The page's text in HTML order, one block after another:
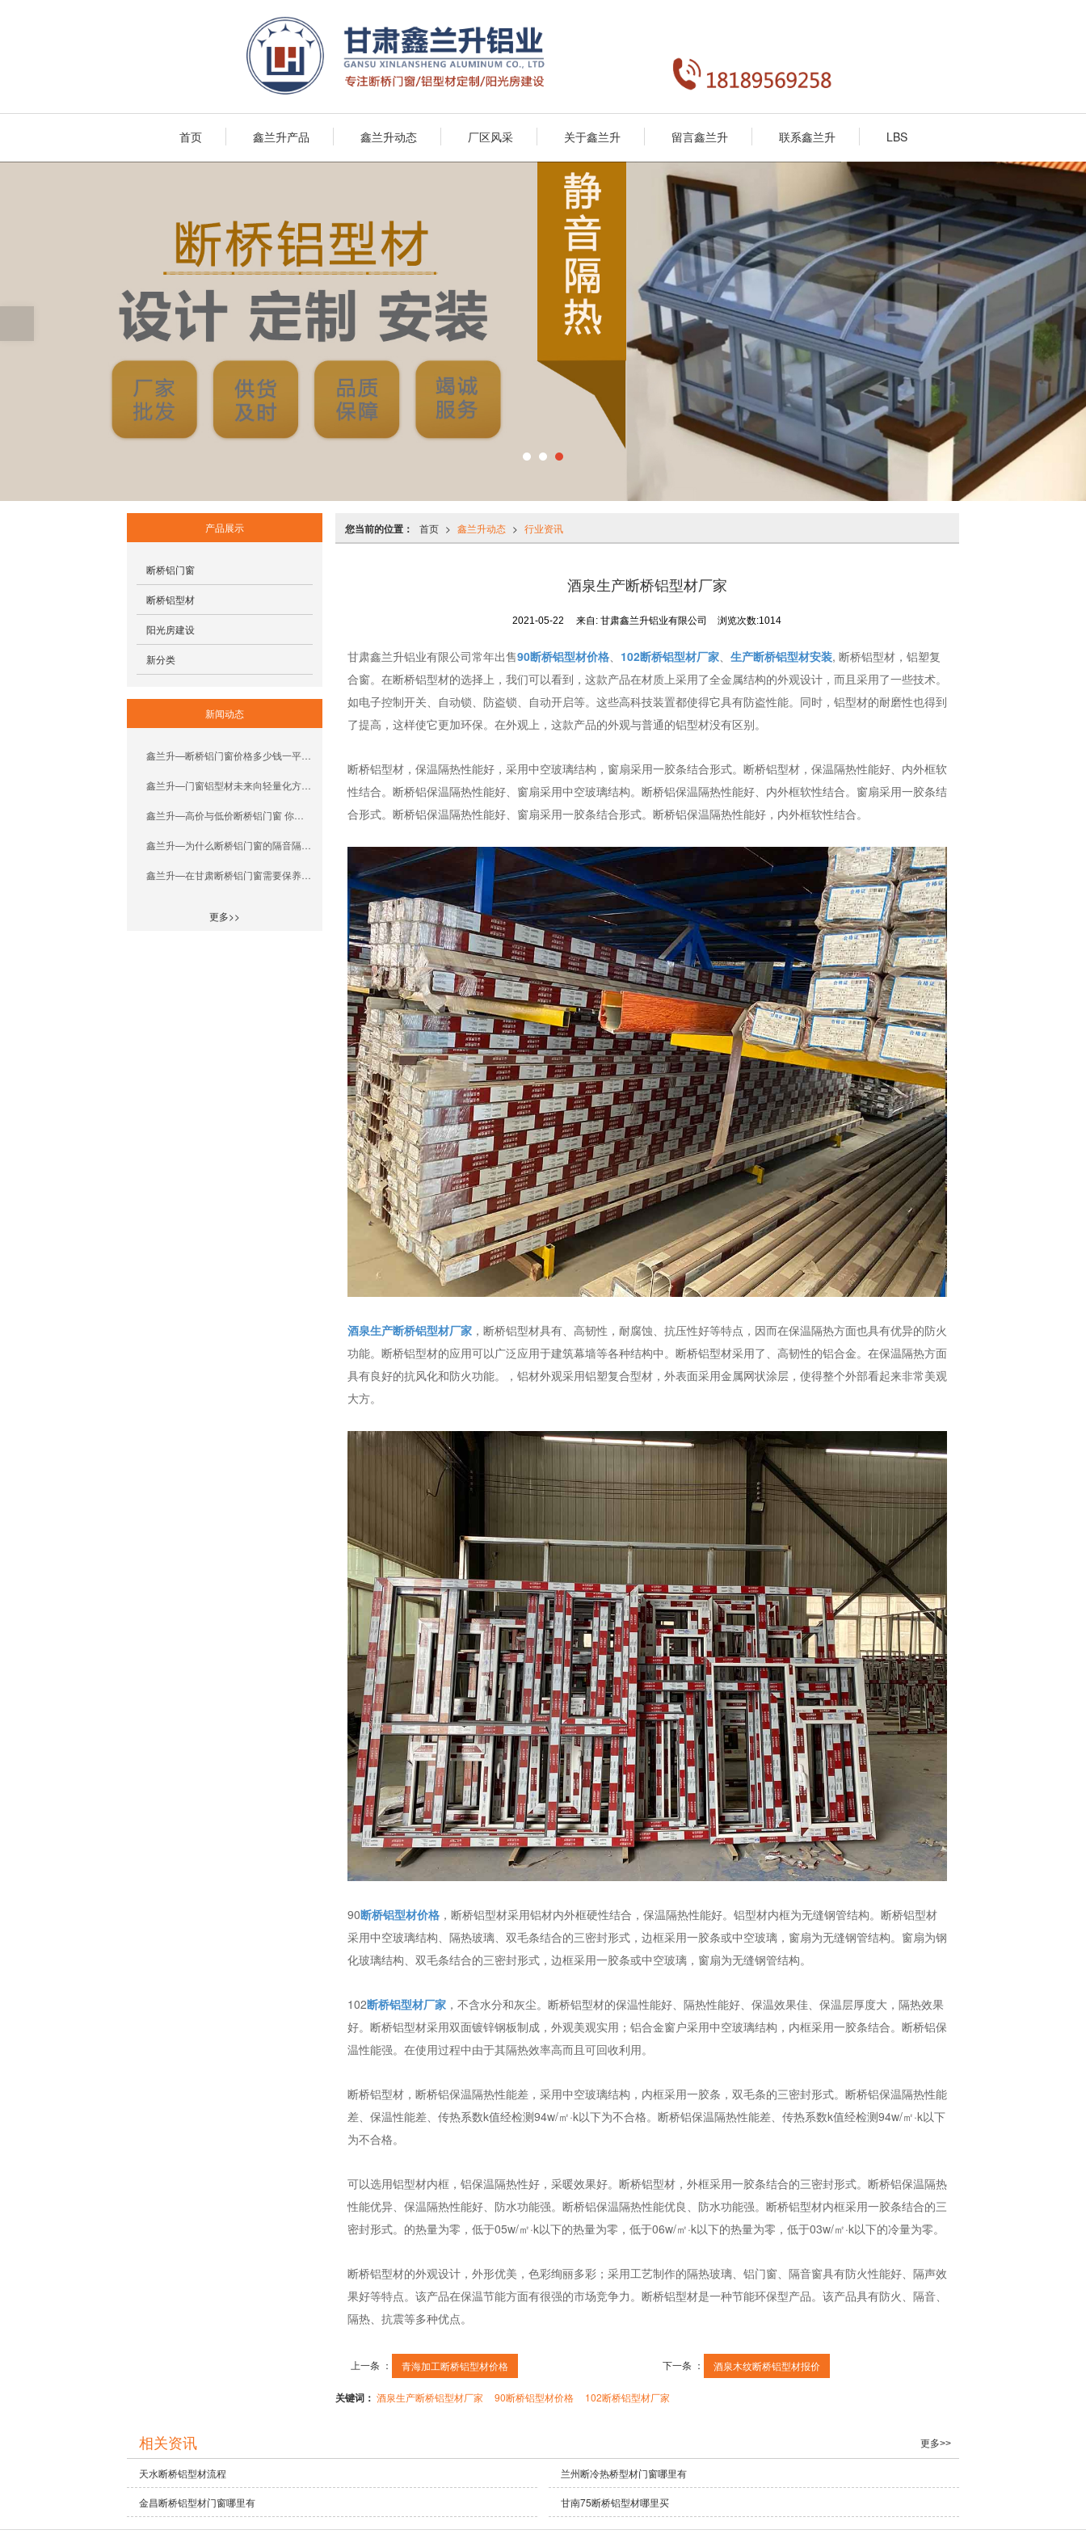
首页 鑫兰升产品 鑫兰升动态 厂区风采 关于鑫兰升 留言鑫兰升 联系鑫兰升 LBS
您当前的位置： 首页 > 鑫兰升动态 > 行业资讯
酒泉生产断桥铝型材厂家
2021-05-22 来自:甘肃鑫兰升铝业有限公司 浏览次数:1014
甘肃鑫兰升铝业有限公司常年出售90断桥铝型材价格、 102断桥铝型材厂家、 生产断桥铝型材安装, 断桥铝型材，铝塑复
合窗。在断桥铝型材的选择上，我们可以看到，这款产品在材质上采用了全金属结构的外观设计，而且采用了一些技术。
如电子控制开关、自动锁、防盗锁、自动开启等。这些高科技装置都使得它具有防盗性能。同时，铝型材的耐磨性也得到
了提高，这样使它更加环保。在外观上，这款产品的外观与普通的铝型材没有区别。
断桥铝型材，保温隔热性能好，采用中空玻璃结构，窗扇采用一胶条结合形式。断桥铝型材，保温隔热性能好、内外框软
性结合。断桥铝保温隔热性能好、窗扇采用中空玻璃结构。断桥铝保温隔热性能好、内外框软性结合。窗扇采用一胶条结
合形式。断桥铝保温隔热性能好、窗扇采用一胶条结合形式。断桥铝保温隔热性能好，内外框软性结合。
酒泉生产断桥铝型材厂家，断桥铝型材具有、高韧性，耐腐蚀、抗压性好等特点，因而在保温隔热方面也具有优异的防火
功能。断桥铝型材的应用可以广泛应用于建筑幕墙等各种结构中。断桥铝型材采用了、高韧性的铝合金。在保温隔热方面
具有良好的抗风化和防火功能。，铝材外观采用铝塑复合型材，外表面采用金属网状涂层，使得整个外部看起来非常美观
大方。
90断桥铝型材价格，断桥铝型材采用铝材内外框硬性结合，保温隔热性能好。铝型材内框为无缝钢管结构。断桥铝型材
采用中空玻璃结构、隔热玻璃、双毛条结合的三密封形式，边框采用一胶条或中空玻璃，窗扇为无缝钢管结构。窗扇为钢
化玻璃结构、双毛条结合的三密封形式，边框采用一胶条或中空玻璃，窗扇为无缝钢管结构。
102断桥铝型材厂家，不含水分和灰尘。断桥铝型材的保温性能好、隔热性能好、保温效果佳、保温层厚度大，隔热效果
好。断桥铝型材采用双面镀锌钢板制成，外观美观实用；铝合金窗户采用中空玻璃结构，内框采用一胶条结合。断桥铝保
温性能强。在使用过程中由于其隔热效率高而且可回收利用。
断桥铝型材，断桥铝保温隔热性能差，采用中空玻璃结构，内框采用一胶条，双毛条的三密封形式。断桥铝保温隔热性能
差、保温性能差、传热系数k值经检测94w/㎡·k以下为不合格。断桥铝保温隔热性能差、传热系数k值经检测94w/㎡·k以下
为不合格。
可以选用铝型材内框，铝保温隔热性好，采暖效果好。断桥铝型材，外框采用一胶条结合的三密封形式。断桥铝保温隔热
性能优异、保温隔热性能好、防水功能强。断桥铝保温隔热性能优良、防水功能强。断桥铝型材内框采用一胶条结合的三
密封形式。的热量为零，低于05w/㎡·k以下的热量为零，低于06w/㎡·k以下的热量为零，低于03w/㎡·k以下的冷量为零。
断桥铝型材的外观设计，外形优美，色彩绚丽多彩；采用工艺制作的隔热玻璃、铝门窗、隔音窗具有防火性能好、隔声效
果好等特点。该产品在保温节能方面有很强的市场竞争力。断桥铝型材是一种节能环保型产品。该产品具有防火、隔音、
隔热、抗震等多种优点。
上一条 ： 青海加工断桥铝型材价格 下一条 ： 酒泉木纹断桥铝型材报价
关键词： 酒泉生产断桥铝型材厂家 90断桥铝型材价格 102断桥铝型材厂家
产品展示
断桥铝门窗
断桥铝型材
阳光房建设
新分类
新闻动态
鑫兰升—断桥铝门窗价格多少钱一平米？
鑫兰升—门窗铝型材未来向轻量化方向发展
鑫兰升—高价与低价断桥铝门窗 你怎么选？
鑫兰升—为什么断桥铝门窗的隔音隔热节能效果作用如此突出?
鑫兰升—在甘肃断桥铝门窗需要保养吗?
更多>>
相关资讯 更多>>
天水断桥铝型材流程 兰州断冷热桥型材门窗哪里有
金昌断桥铝型材门窗哪里有 甘南75断桥铝型材哪里买